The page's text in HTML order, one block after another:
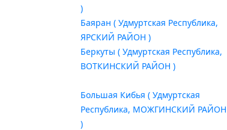
)
Баяран ( Удмуртская Республика,
ЯРСКИЙ РАЙОН )
Беркуты ( Удмуртская Республика,
ВОТКИНСКИЙ РАЙОН )
Большая Кибья ( Удмуртская
Республика, МОЖГИНСКИЙ РАЙОН
)